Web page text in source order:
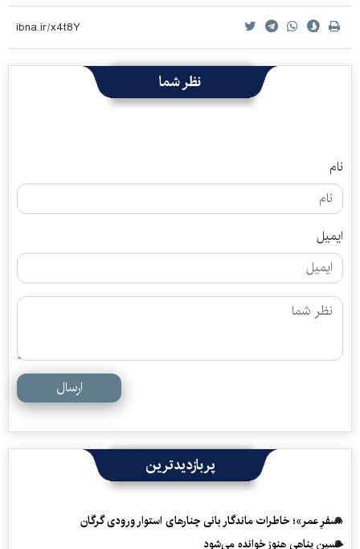
نظر شما
نام
ایمیل
ارسال
پربازدیدترین
«سفرِ عمر»؛ خاطرات ماندگار بانی چنارهای استوار ورودی گرگان
حسین پناهی هنوز خوانده می‌شود